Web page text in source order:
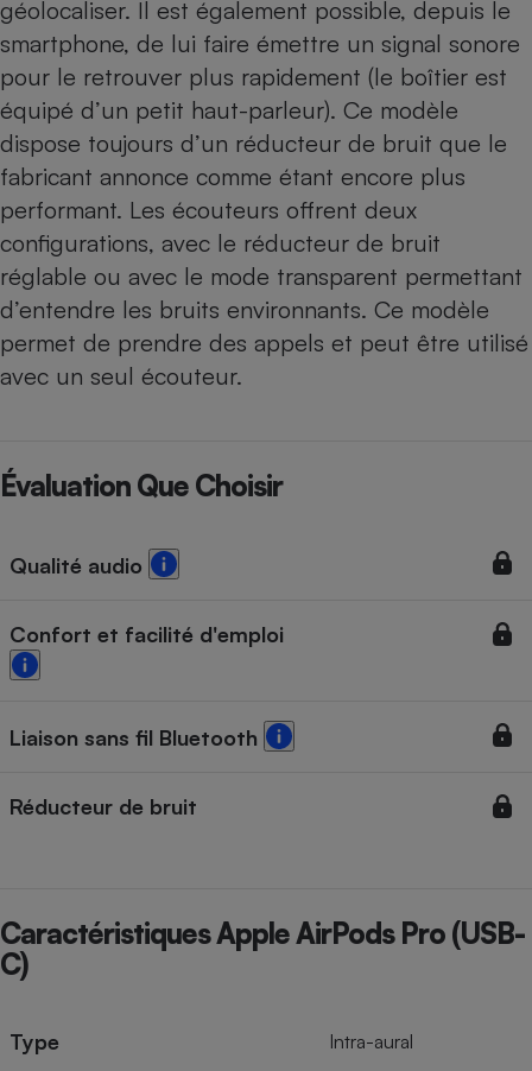
géolocaliser. Il est également possible, depuis le
smartphone, de lui faire émettre un signal sonore
pour le retrouver plus rapidement (le boîtier est
équipé d’un petit haut-parleur). Ce modèle
dispose toujours d’un réducteur de bruit que le
fabricant annonce comme étant encore plus
performant. Les écouteurs offrent deux
configurations, avec le réducteur de bruit
réglable ou avec le mode transparent permettant
d’entendre les bruits environnants. Ce modèle
permet de prendre des appels et peut être utilisé
avec un seul écouteur.
Évaluation Que Choisir
Qualité audio
Confort et facilité d'emploi
Liaison sans fil Bluetooth
Réducteur de bruit
Caractéristiques Apple AirPods Pro (USB-
C)
Type Intra-aural